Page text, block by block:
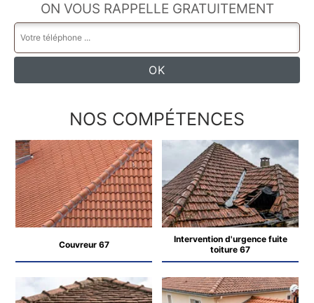
ON VOUS RAPPELLE GRATUITEMENT
NOS COMPÉTENCES
Couvreur 67
Intervention d'urgence fuite
toiture 67